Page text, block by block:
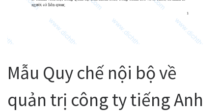
Mẫu Quy chế nội bộ về
quản trị công ty tiếng Anh